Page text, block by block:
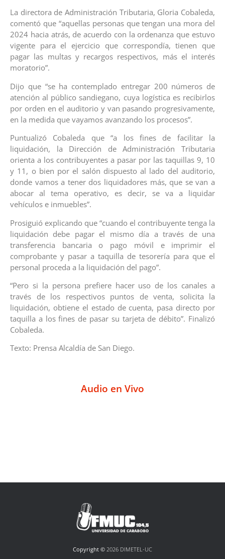
La directora de Administración Tributaria, Gloria Cobaleda,
comentó que “aquellas personas que tengan una mora del
2024 hacia atrás, de acuerdo con la ordenanza que estuvo
vigente para el ejercicio que correspondía, tienen que
pagar las multas y recargos respectivos, más el interés
moratorio”.
Dijo que “se ha contemplado entregar 200 números de
atención al público sandiegano, cuya logística es recibirlos
por orden en el auditorio y van pasando progresivamente,
en la medida que vayamos avanzando los procesos”.
Puntualizó Cobaleda que “a los fines de facilitar la
liquidación, la Dirección de Administración Tributaria
orienta a los contribuyentes a pasar por las taquillas 9, 10
y 11, o bien por el salón dispuesto al lado del auditorio,
donde vamos a tener dos liquidadores más, que se van a
abocar al tema operativo, es decir, se va a liquidar
vehículos e inmuebles”.
Prosiguió explicando que “cuando el contribuyente tenga la
liquidación debe pagar el mismo día a través de una
transferencia bancaria o pago móvil e imprimir el
comprobante y pasar a taquilla de tesorería para que el
personal proceda a la liquidación del pago”.
“Pero si la persona prefiere hacer uso de los canales a
través de los respectivos puntos de venta, solicita la
liquidación, obtiene el estado de cuenta, pasa directo por
taquilla a los fines de pasar su tarjeta de débito”. Finalizó
Cobaleda.
Texto: Prensa Alcaldía de San Diego.
Audio en Vivo
Copyright © 2026 DIMETEL-UC